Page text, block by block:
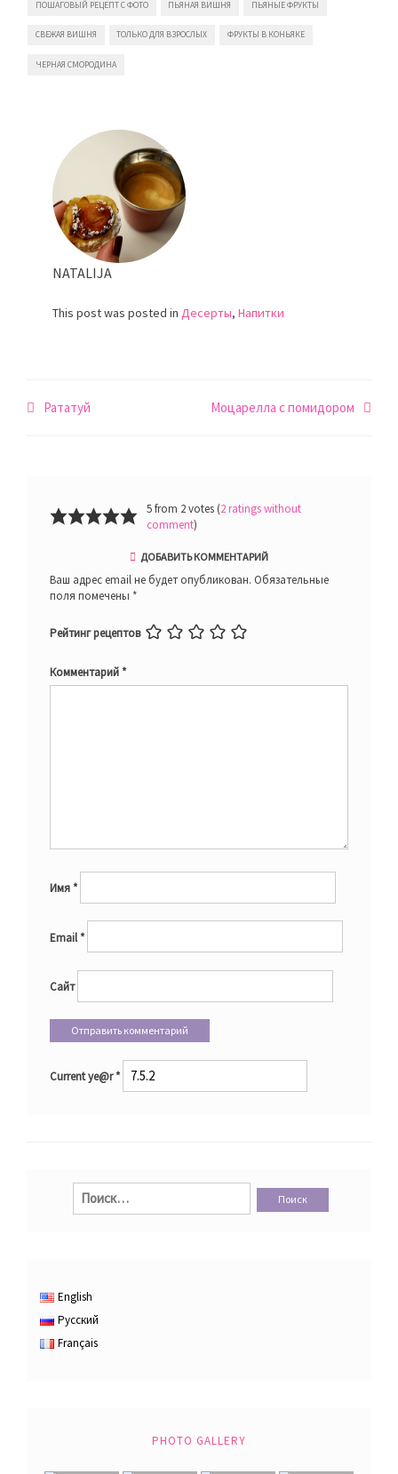
ПОШАГОВЫЙ РЕЦЕПТ С ФОТО ПЬЯНАЯ ВИШНЯ ПЬЯНЫЕ ФРУКТЫ
СВЕЖАЯ ВИШНЯ ТОЛЬКО ДЛЯ ВЗРОСЛЫХ ФРУКТЫ В КОНЬЯКЕ
ЧЕРНАЯ СМОРОДИНА
NATALIJA
This post was posted in Десерты, Напитки
Навигация
Рататуй Моцарелла с помидором
5 from 2 votes (2 ratings without
comment)
ДОБАВИТЬ КОММЕНТАРИЙ
Ваш адрес email не будет опубликован. Обязательные
поля помечены *
Рейтинг рецептов
Комментарий*
Имя*
Email*
Сайт
Current ye@r*
Найти:
English
Русский
Français
PHOTO GALLERY